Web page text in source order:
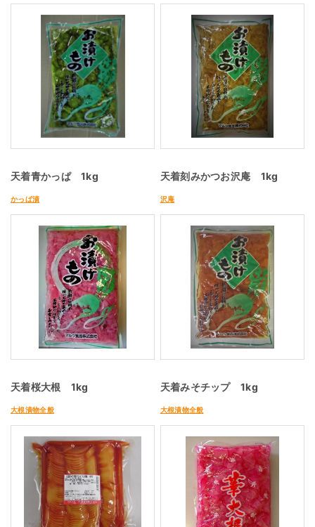
天着青かっぱ 1kg
かっぱ漬
天着刻みかつお沢庵 1kg
沢庵
天着桜大根 1kg
大根漬物全般
天着みそチップ 1kg
大根漬物全般